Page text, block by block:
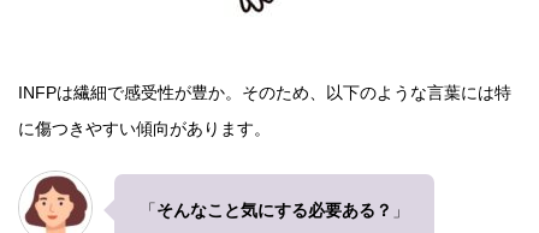
INFPは繊細で感受性が豊か。そのため、以下のような言葉には特
に傷つきやすい傾向があります。
「そんなこと気にする必要ある？ 」